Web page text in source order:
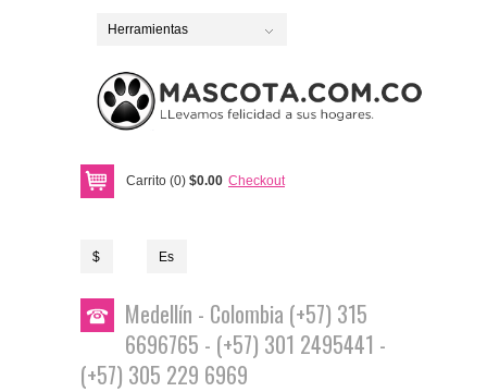
Herramientas
Carrito (0) $0.00 Checkout
$ Es
Medellín - Colombia (+57) 315
6696765 - (+57) 301 2495441 -
(+57) 305 229 6969